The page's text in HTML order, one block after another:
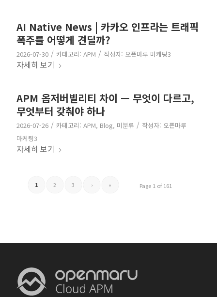
AI Native News | 카카오 인프라는 트래픽
폭주를 어떻게 견딜까?
2026-07-30 / 카테고리: APM / 작성자: 오픈마루 마케팅3
자세히 보기
APM 옵저버빌리티 차이 — 무엇이 다르고,
무엇부터 갖춰야 하나
2026-07-26 / 카테고리: APM, Blog, 미분류 / 작성자: 오픈마루
마케팅3
자세히 보기
Page 1 of 161
1 2 3 › »